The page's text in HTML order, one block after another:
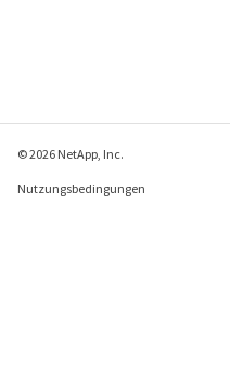
© 2026 NetApp, Inc.
Nutzungsbedingungen